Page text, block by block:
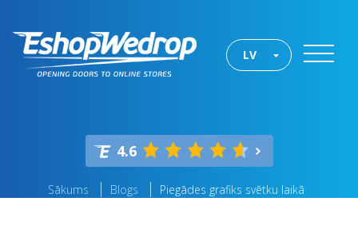
LV
4.6
Sākums Blogs Piegādes grafiks svētku laikā